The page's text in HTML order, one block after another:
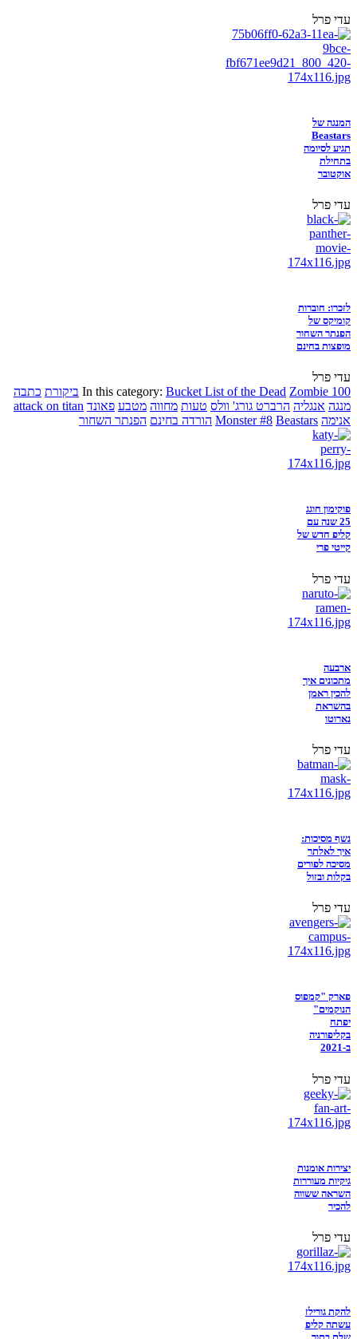
עדי פרל
המנגה של
Beastars
תגיע לסיומה
בתחילת
אוקטובר
עדי פרל
לזכרו: חוברות
קומיקס של
הפנתר השחור
מופצות בחינם
עדי פרל
In this category: Bucket List of the Dead Zombie 100 ביקורת כתבה
מנגה אנגליה הרברט גורג' וולס טעות מחווה מטבע פאונד attack on titan
אנימה
Monster #8 Beastars הורדה בחינם הפנתר השחור
פוקימון חוגג
25 שנה עם
קליפ חדש של
קייטי פרי
עדי פרל
ארבעה
מתכונים איך
להכין ראמן
בהשראת
נארוטו
עדי פרל
נשף מסיכות:
איך לאלתר
מסיכה לפורים
בקלות ובזול
עדי פרל
פארק "קמפוס
הנוקמים"
יפתח
בקליפורניה
ב-2021
עדי פרל
יצירות אומנות
גיקיות מעוררות
השראה ששווה
להכיר
עדי פרל
להקת גורילז
עשתה קליפ